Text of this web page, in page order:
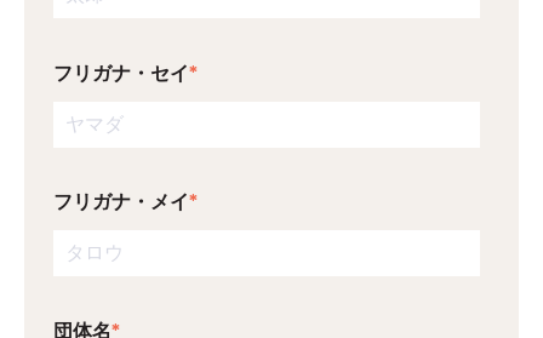
フリガナ・セイ*
フリガナ・メイ*
団体名*